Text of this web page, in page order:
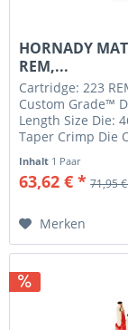
HORNADY
REM,...
Cartridge: 223
Custom Grade™
Length Size Die:
Taper Crimp Die
Inhalt 1 Paar
63,62 € * 71,95
Merken